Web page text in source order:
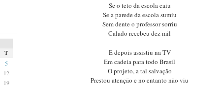
Se o teto da escola caiu
Se a parede da escola sumiu
Sem dente o professor sorriu
Calado recebeu dez mil
E depois assistiu na TV
Em cadeia para todo Brasil
O projeto, a tal salvação
Prestou atenção e no entanto não viu
T
5
12
19